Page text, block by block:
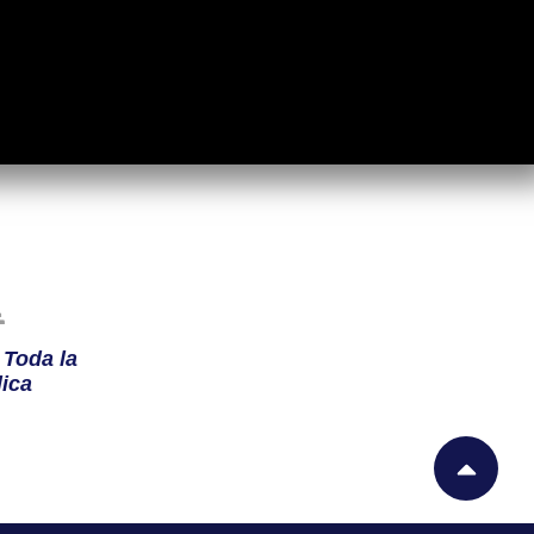
Toda la